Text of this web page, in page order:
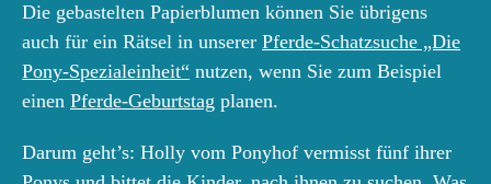
Die gebastelten Papierblumen können Sie übrigens
auch für ein Rätsel in unserer Pferde-Schatzsuche „Die
Pony-Spezialeinheit“ nutzen, wenn Sie zum Beispiel
einen Pferde-Geburtstag planen.
Darum geht’s: Holly vom Ponyhof vermisst fünf ihrer